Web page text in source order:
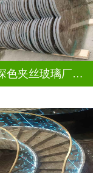
芜湖深色夹丝玻璃厂家电话